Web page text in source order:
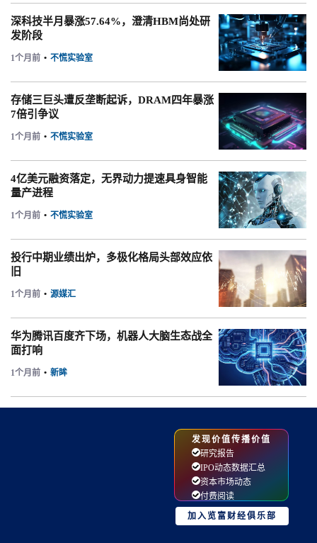
深科技半月暴涨57.64%，澄清HBM尚处研
发阶段
1个月前 • 不慌实验室
存储三巨头遭反垄断起诉，DRAM四年暴涨
7倍引争议
1个月前 • 不慌实验室
4亿美元融资落定，无界动力提速具身智能
量产进程
1个月前 • 不慌实验室
投行中期业绩出炉，多极化格局头部效应依
旧
1个月前 • 源媒汇
华为腾讯百度齐下场，机器人大脑生态战全
面打响
1个月前 • 新眸
发现价值传播价值
研究报告
IPO动态数据汇总
资本市场动态
付费阅读
加入览富财经俱乐部